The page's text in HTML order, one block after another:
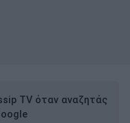
TV όταν αναζητάς